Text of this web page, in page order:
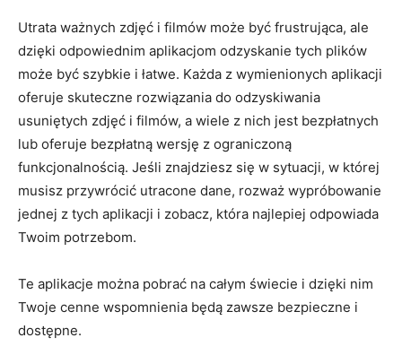
Utrata ważnych zdjęć i filmów może być frustrująca, ale
dzięki odpowiednim aplikacjom odzyskanie tych plików
może być szybkie i łatwe. Każda z wymienionych aplikacji
oferuje skuteczne rozwiązania do odzyskiwania
usuniętych zdjęć i filmów, a wiele z nich jest bezpłatnych
lub oferuje bezpłatną wersję z ograniczoną
funkcjonalnością. Jeśli znajdziesz się w sytuacji, w której
musisz przywrócić utracone dane, rozważ wypróbowanie
jednej z tych aplikacji i zobacz, która najlepiej odpowiada
Twoim potrzebom.
Te aplikacje można pobrać na całym świecie i dzięki nim
Twoje cenne wspomnienia będą zawsze bezpieczne i
dostępne.